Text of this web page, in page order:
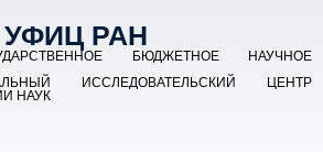
УФИЦ РАН
БЮДЖЕТНОЕ НАУЧНОЕ
ИССЛЕДОВАТЕЛЬСКИЙ ЦЕНТР
НАУК